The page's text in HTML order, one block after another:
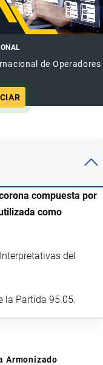
de Operadores
compuesta por
como
del
la Partida 95.05.
Armonizado